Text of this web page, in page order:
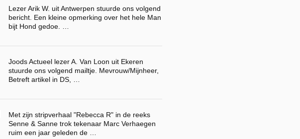
Lezer Arik W. uit Antwerpen stuurde ons volgend
bericht. Een kleine opmerking over het hele Man
bijt Hond gedoe. …
Joods Actueel lezer A. Van Loon uit Ekeren
stuurde ons volgend mailtje. Mevrouw/Mijnheer,
Betreft artikel in DS, …
Met zijn stripverhaal "Rebecca R" in de reeks
Senne & Sanne trok tekenaar Marc Verhaegen
ruim een jaar geleden de …